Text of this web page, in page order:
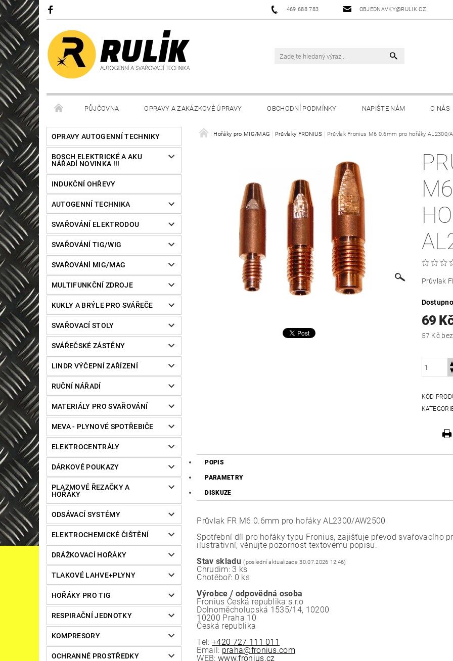
469 688 783 OBJEDNAVKY@RULIK.CZ
PŮJČOVNA OPRAVY A ZAKÁZKOVÉ ÚPRAVY OBCHODNÍ PODMÍNKY NAPIŠTE NÁM O NÁS
OPRAVY AUTOGENNÍ TECHNIKY
BOSCH ELEKTRICKÉ A AKU
NÁŘADÍ NOVINKA !!!
INDUKČNÍ OHŘEVY
AUTOGENNÍ TECHNIKA
SVAŘOVÁNÍ ELEKTRODOU
SVAŘOVÁNÍ TIG/WIG
SVAŘOVÁNÍ MIG/MAG
MULTIFUNKČNÍ ZDROJE
KUKLY A BRÝLE PRO SVÁŘEČE
SVAŘOVACÍ STOLY
SVÁŘEČSKÉ ZÁSTĚNY
LINDR VÝČEPNÍ ZAŘÍZENÍ
RUČNÍ NÁŘADÍ
MATERIÁLY PRO SVAŘOVÁNÍ
MEVA - PLYNOVÉ SPOTŘEBIČE
ELEKTROCENTRÁLY
DÁRKOVÉ POUKAZY
PLAZMOVÉ ŘEZAČKY A
HOŘÁKY
ODSÁVACÍ SYSTÉMY
ELEKTROCHEMICKÉ ČIŠTĚNÍ
DRÁŽKOVACÍ HOŘÁKY
TLAKOVÉ LAHVE+PLYNY
HOŘÁKY PRO TIG
RESPIRAČNÍ JEDNOTKY
KOMPRESORY
OCHRANNÉ PROSTŘEDKY
Hořáky pro MIG/MAG Průvlaky FRONIUS Průvlak Fronius M6 0.6mm pro hořáky AL2300/
Průvlak
69
57
KÓD
POPIS
PARAMETRY
DISKUZE
Průvlak FR M6 0.6mm pro hořáky AL2300/AW2500
Spotřební díl pro hořáky typu Fronius, zajišťuje převod svařovacího
ilustrativní, věnujte pozornost textovému popisu.
Stav skladu (poslední aktualizace 30.07.2026 12:46)
Chrudim: 3 ks
Chotěboř: 0 ks
Výrobce / odpovědná osoba
Fronius Česká republika s.r.o
Dolnoměcholupská 1535/14, 10200
10200 Praha 10
Česká republika
Tel:+420 727 111 011
Email: praha@fronius.com
WEB:www.fronius.cz